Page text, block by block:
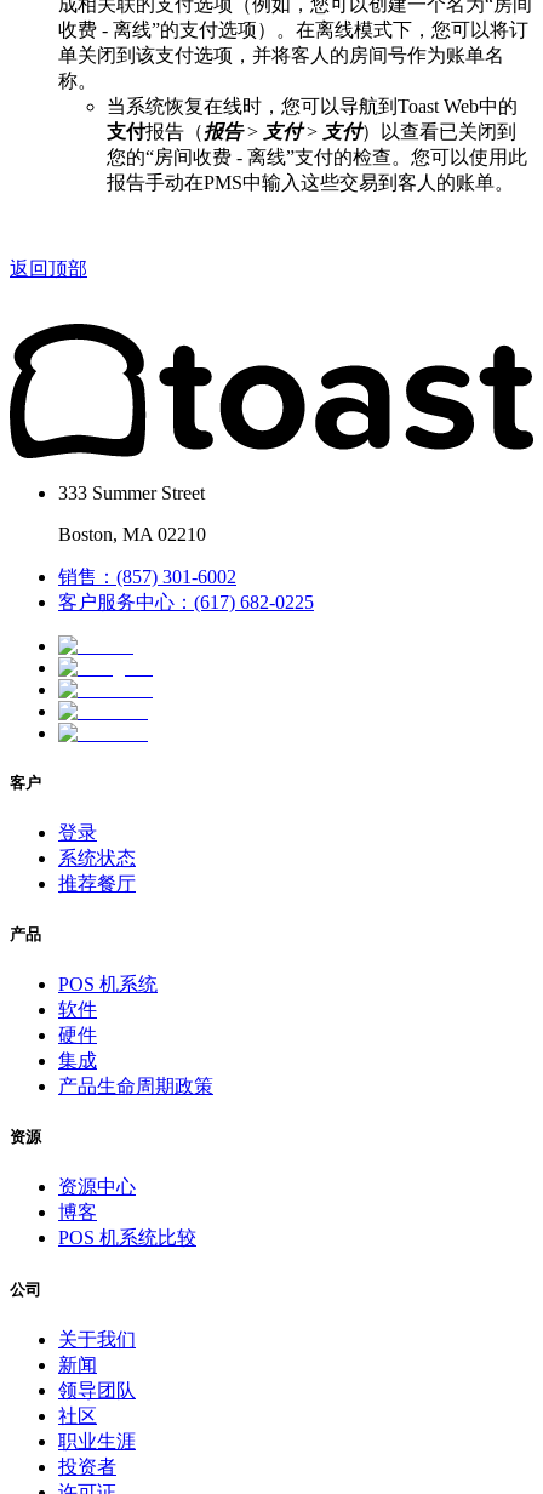
成相关联的支付选项（例如，您可以创建一个名为“房间
收费 - 离线”的支付选项）。在离线模式下，您可以将订
单关闭到该支付选项，并将客人的房间号作为账单名
称。
当系统恢复在线时，您可以导航到Toast Web中的
支付报告（报告> 支付> 支付）以查看已关闭到
您的“房间收费 - 离线”支付的检查。您可以使用此
报告手动在PMS中输入这些交易到客人的账单。
返回顶部
333 Summer Street
Boston, MA 02210
销售：(857) 301-6002
客户服务中心：(617) 682-0225
客户
登录
系统状态
推荐餐厅
产品
POS 机系统
软件
硬件
集成
产品生命周期政策
资源
资源中心
博客
POS 机系统比较
公司
关于我们
新闻
领导团队
社区
职业生涯
投资者